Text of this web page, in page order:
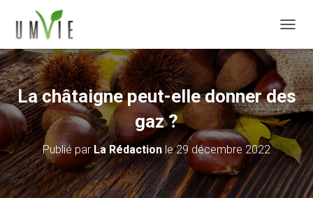
La châtaigne peut-elle donner des
gaz ?
Publié par La Rédaction le29 décembre 2022